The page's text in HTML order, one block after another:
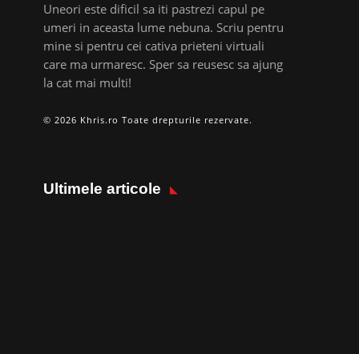
Uneori este dificil sa iti pastrezi capul pe
umeri in aceasta lume nebuna. Scriu pentru
mine si pentru cei cativa prieteni virtuali
care ma urmaresc. Sper sa reusesc sa ajung
la cat mai multi!
© 2026 Khris.ro Toate drepturile rezervate.
Ultimele articole